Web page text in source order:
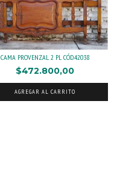
CAMA PROVENZAL 2 PL CÓD.42038
$472.800,00
AGREGAR AL CARRITO